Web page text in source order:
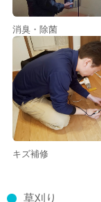
消臭・除菌
キズ補修
草刈り